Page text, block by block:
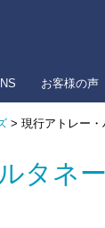
お客様の声
> 現行アトレー
タネ